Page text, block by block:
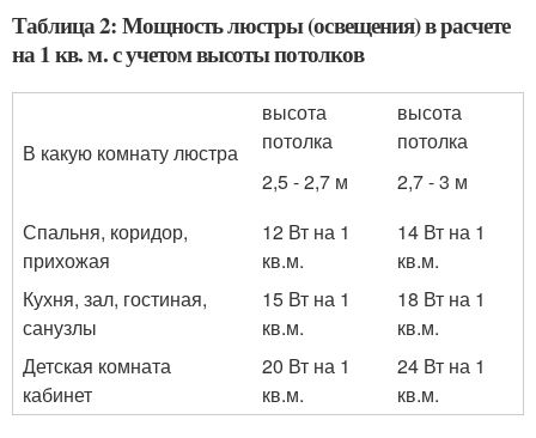
Таблица 2: Мощность люстры (освещения) в расчете
на 1 кв. м. с учетом высоты потолков
В какую комнату люстра
высота
потолка
2,5 - 2,7 м
высота
потолка
2,7 - 3 м
Спальня, коридор,
прихожая
12 Вт на 1
кв.м.
14 Вт на 1
кв.м.
Кухня, зал, гостиная,
санузлы
15 Вт на 1
кв.м.
18 Вт на 1
кв.м.
Детская комната
кабинет
20 Вт на 1
кв.м.
24 Вт на 1
кв.м.